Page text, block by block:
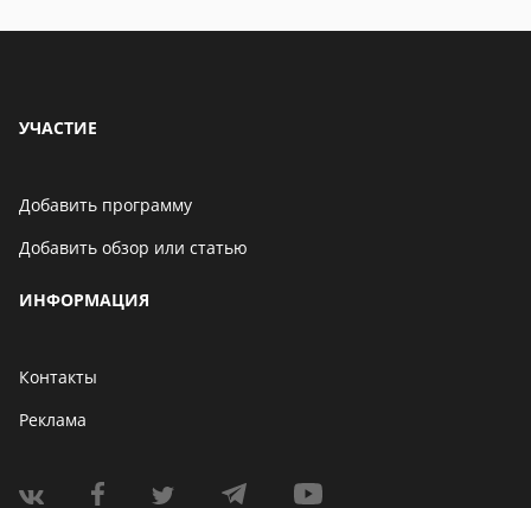
УЧАСТИЕ
Добавить программу
Добавить обзор или статью
ИНФОРМАЦИЯ
Контакты
Реклама